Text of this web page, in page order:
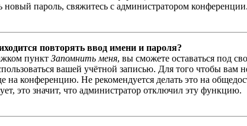
новый пароль, свяжитесь с администратором конференции.
повторять ввод имени и пароля?
пункт Запомнить меня, вы сможете оставаться под
вашей учётной записью. Для того чтобы
на конференцию. Не рекомендуется делать это на
это значит, что администратор отключил эту функцию.